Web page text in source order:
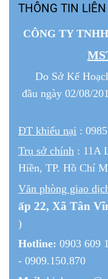
THÔNG TIN
CÔNG TY
Do Sở Kế
đầu ngày 02/08/
ĐT khiếu nại :
Trụ sở chính : 11A
Hiền, TP. Hồ Chí
Văn phòng giao
ấp 22, Xã Tân
)
Hotline: 0903 609
- 0909.150.870